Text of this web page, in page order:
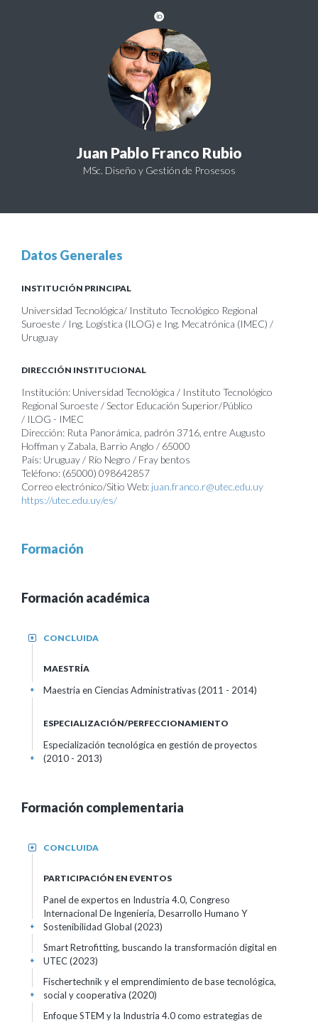
Juan Pablo Franco Rubio
MSc. Diseño y Gestión de Prosesos
Datos Generales
INSTITUCIÓN PRINCIPAL
Universidad Tecnológica/ Instituto Tecnológico Regional
Suroeste / Ing. Logística (ILOG) e Ing. Mecatrónica (IMEC) /
Uruguay
DIRECCIÓN INSTITUCIONAL
Institución: Universidad Tecnológica / Instituto Tecnológico
Regional Suroeste / Sector Educación Superior/Público
/ ILOG - IMEC
Dirección: Ruta Panorámica, padrón 3716, entre Augusto
Hoffman y Zabala, Barrio Anglo / 65000
País: Uruguay / Río Negro / Fray bentos
Teléfono: (65000) 098642857
Correo electrónico/Sitio Web: juan.franco.r@utec.edu.uy
https://utec.edu.uy/es/
Formación
Formación académica
CONCLUIDA
+
MAESTRÍA
Maestria en Ciencias Administrativas (2011 - 2014)
+
ESPECIALIZACIÓN/PERFECCIONAMIENTO
Especialización tecnológica en gestión de proyectos
(2010 - 2013)
+
Formación complementaria
CONCLUIDA
+
PARTICIPACIÓN EN EVENTOS
Panel de expertos en Industria 4.0, Congreso
Internacional De Ingeniería, Desarrollo Humano Y
Sostenibilidad Global (2023)
+
Smart Retrofitting, buscando la transformación digital en
UTEC(2023)
+
Fischertechnik y el emprendimiento de base tecnológica,
social y cooperativa (2020)
+
Enfoque STEM y la Industria 4.0 como estrategias de